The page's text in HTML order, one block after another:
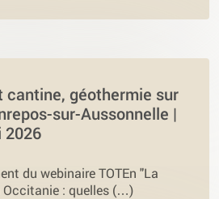
cantine, géothermie sur
sur-Aussonnelle |
2026
du webinaire TOTEn "La
Occitanie : quelles (…)